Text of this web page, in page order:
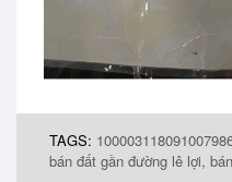
TAGS:
bán đất gần đường lê lợi,